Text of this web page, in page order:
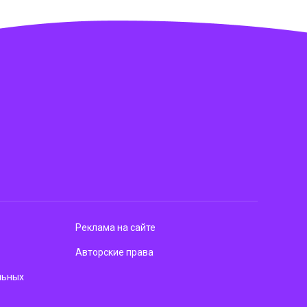
Реклама на сайте
Авторские права